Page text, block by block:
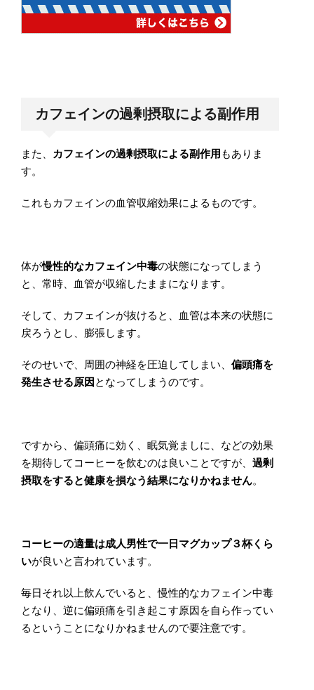
カフェインの過剰摂取による副作用
また、 カフェインの過剰摂取による副作用 もありま
す。
これもカフェインの血管収縮効果によるものです。
体が慢性的なカフェイン中毒の状態になってしまう
と、常時、血管が収縮したままになります。
そして、カフェインが抜けると、血管は本来の状態に
戻ろうとし、膨張します。
そのせいで、周囲の神経を圧迫してしまい、 偏頭痛を
発生させる原因 となってしまうのです。
ですから、偏頭痛に効く、眠気覚ましに、などの効果
を期待してコーヒーを飲むのは良いことですが、 過剰
摂取をすると健康を損なう結果になりかねません。
コーヒーの適量は成人男性で一日マグカップ３杯くら
いが良いと言われています。
毎日それ以上飲んでいると、慢性的なカフェイン中毒
となり、逆に偏頭痛を引き起こす原因を自ら作ってい
るということになりかねませんので要注意です。